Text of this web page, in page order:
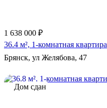
1 638 000 ₽
36.4 м², 1-комнатная квартира
Брянск, ул Желябова, 47
Дом сдан